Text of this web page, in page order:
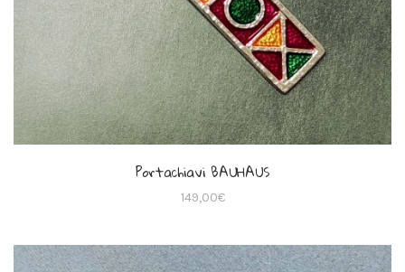
Portachiavi BAUHAUS
149,00€